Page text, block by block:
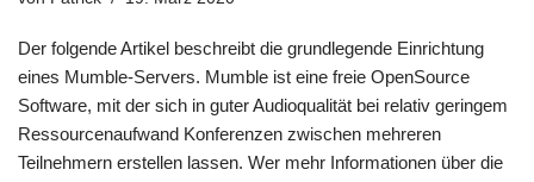
Der folgende Artikel beschreibt die grundlegende Einrichtung
eines Mumble-Servers. Mumble ist eine freie OpenSource
Software, mit der sich in guter Audioqualität bei relativ geringem
Ressourcenaufwand Konferenzen zwischen mehreren
Teilnehmern erstellen lassen. Wer mehr Informationen über die